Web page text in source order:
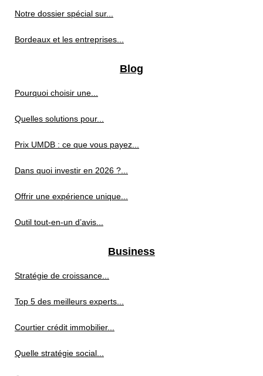
Notre dossier spécial sur...
Bordeaux et les entreprises...
Blog
Pourquoi choisir une...
Quelles solutions pour...
Prix UMDB : ce que vous payez...
Dans quoi investir en 2026 ?...
Offrir une expérience unique...
Outil tout-en-un d’avis...
Business
Stratégie de croissance...
Top 5 des meilleurs experts...
Courtier crédit immobilier...
Quelle stratégie social...